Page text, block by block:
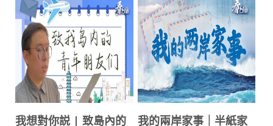
我想對你説 | 致島內的 我的兩岸家事｜半紙家